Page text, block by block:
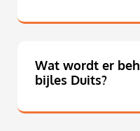
Wat wordt er
bijles Duits?